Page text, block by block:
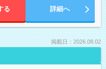
る 詳細へ
掲載日：2026.08.02